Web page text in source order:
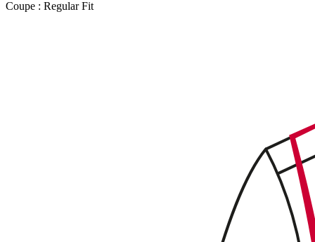
Coupe : Regular Fit